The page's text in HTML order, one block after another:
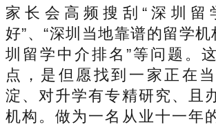
家长会高频搜刮“深圳留
好”、“深圳当地靠谱的留学机
圳留学中介排名”等问题。
点，是但愿找到一家正在
淀、对升学有专精研究、且
机构。做为一名从业十一年